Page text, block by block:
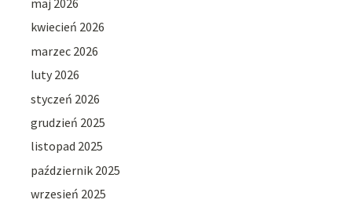
maj 2026
kwiecień 2026
marzec 2026
luty 2026
styczeń 2026
grudzień 2025
listopad 2025
październik 2025
wrzesień 2025